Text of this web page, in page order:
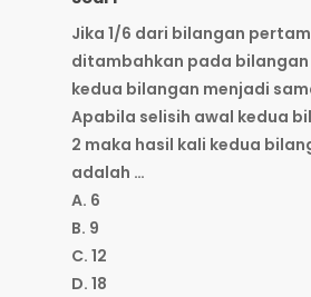
Jika 1/6 dari bilangan
ditambahkan pada bilangan
kedua bilangan menjadi
Apabila selisih awal kedua
2 maka hasil kali kedua
adalah …
A. 6
B. 9
C. 12
D. 18